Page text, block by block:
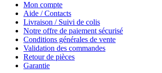
Mon compte
Aide / Contacts
Livraison / Suivi de colis
Notre offre de paiement sécurisé
Conditions générales de vente
Validation des commandes
Retour de pièces
Garantie